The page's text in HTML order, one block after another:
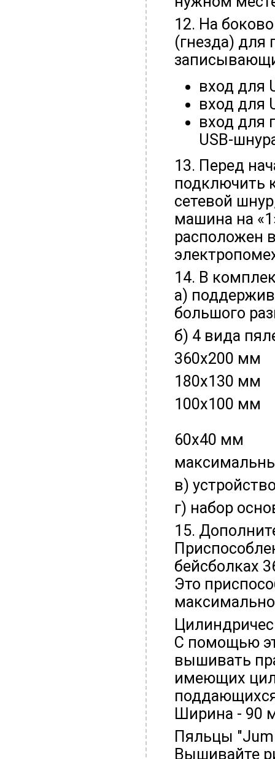
12. На
(гнезда) для
вход для
вход для
вход для
USB-
13. Перед
подключить
сетевой
машина на
расположен
14. В
а)
большого
б) 4 вида
360х200 мм
180х130 мм
100х100 мм
60х40 мм
в)
г) набор
15.
бейсболках
Это
С помощью
вышивать
имеющих
Ширина - 90
Пяльцы
Вышивайте